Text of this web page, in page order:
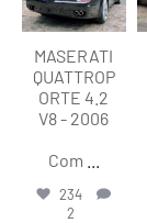
MASERATI
QUATTROP
ORTE 4.2
V8 - 2006
Com
234
2